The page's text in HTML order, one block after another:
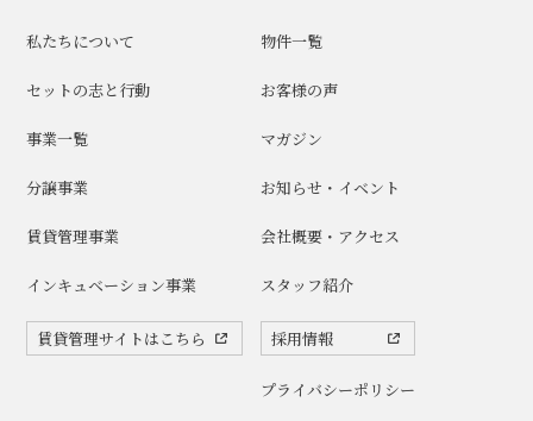
私たちについて
セットの志と行動
事業一覧
分譲事業
賃貸管理事業
インキュベーション事業
賃貸管理サイトはこちら
物件一覧
お客様の声
マガジン
お知らせ・イベント
会社概要・アクセス
スタッフ紹介
採用情報
プライバシーポリシー